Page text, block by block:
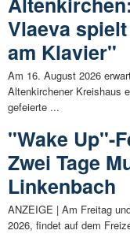
Vlaeva
am Klavier"
Am 16. August 2026
Altenkirchener Kreishaus
gefeierte ...
"Wake Up"-
Zwei Tage
Linkenbach
ANZEIGE | Am Freitag
2026, findet auf dem